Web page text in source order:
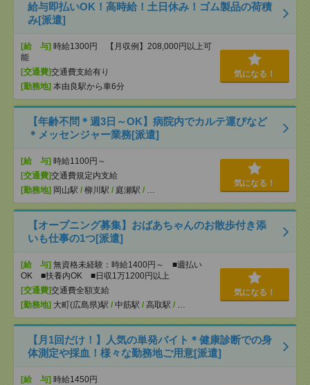
給与即払いOK！高時給！土日休み！ゴム製品の荷積
み[派遣]
[給 与] 時給1300円 【月収例】208,000円以上可
能
[交通費]交通費支給有り
[勤務地] 本由良駅から車6分
気になる！
【年齢不問＊週3日～OK】病院内でカルテ運びなど
＊メッセンジャー業務[派遣]
[給 与] 時給1100円～
[交通費]交通費規定内支給
[勤務地] 岡山駅 / 柳川駅 / 庭瀬駅 / …
気になる！
【オープニング募集】おばあちゃんのお散歩付き添
いも仕事の1つ[派遣]
[給 与] 無資格未経験：時給1400円～ ■週払い
OK ■扶養内OK ■日収1万1200円以上
[交通費]交通費全額支給
[勤務地] 大町(広島県)駅 / 中筋駅 / 高取駅 / …
気になる！
【月1回だけ！】人気の単発バイト＊健康診断での身
体測定や採血！様々な勤務地ご用意[派遣]
[給 与] 時給1450円